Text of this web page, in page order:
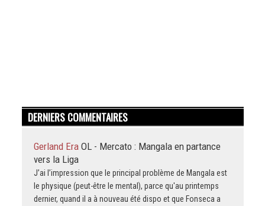
DERNIERS COMMENTAIRES
Gerland Era OL - Mercato : Mangala en partance
vers la Liga
J’ai l’impression que le principal problème de Mangala est
le physique (peut-être le mental), parce qu'au printemps
dernier, quand il a à nouveau été dispo et que Fonseca a